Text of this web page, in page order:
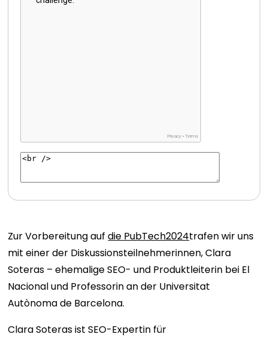
Zur Vorbereitung aufdie PubTech2024trafen wir uns
mit einer der Diskussionsteilnehmerinnen, Clara
Soteras – ehemalige SEO- und Produktleiterin bei El
Nacional und Professorin an der Universitat
Autònoma de Barcelona.
Clara Soteras ist SEO-Expertin für